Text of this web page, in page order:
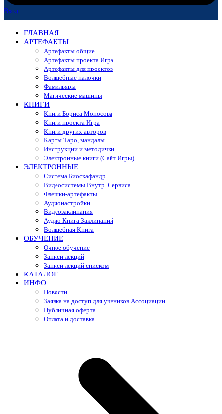
Вход
ГЛАВНАЯ
АРТЕФАКТЫ
Артефакты общие
Артефакты проекта Игра
Артефакты для проектов
Волшебные палочки
Фамильяры
Магические машины
КНИГИ
Книги Бориса Моносова
Книги проекта Игра
Книги других авторов
Карты Таро, мандалы
Инструкции и методички
Электронные книги (Сайт Игры)
ЭЛЕКТРОННЫЕ
Система Биоскафандр
Видеосистемы Внутр. Сервиса
Флешки-артефакты
Аудионастройки
Видеозаклинания
Аудио Книга Заклинаний
Волшебная Книга
ОБУЧЕНИЕ
Очное обучение
Записи лекций
Записи лекций списком
КАТАЛОГ
ИНФО
Новости
Заявка на доступ для учеников Ассоциации
Публичная оферта
Оплата и доставка